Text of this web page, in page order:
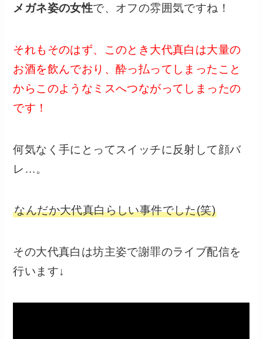
メガネ姿の女性で、オフの雰囲気ですね！
それもそのはず、このとき大代真白は大量の
お酒を飲んでおり、酔っ払ってしまったこと
からこのようなミスへつながってしまったの
です！
何気なく手にとってスイッチに反射して顔バ
レ…。
なんだか大代真白らしい事件でした(笑)
その大代真白は坊主姿で謝罪のライブ配信を
行います↓